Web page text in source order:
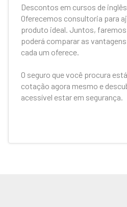
Descontos em cursos de
Oferecemos consultoria para
produto ideal. Juntos,
poderá comparar as
cada um oferece.
O seguro que você procura
cotação agora mesmo e
acessível estar em segurança.